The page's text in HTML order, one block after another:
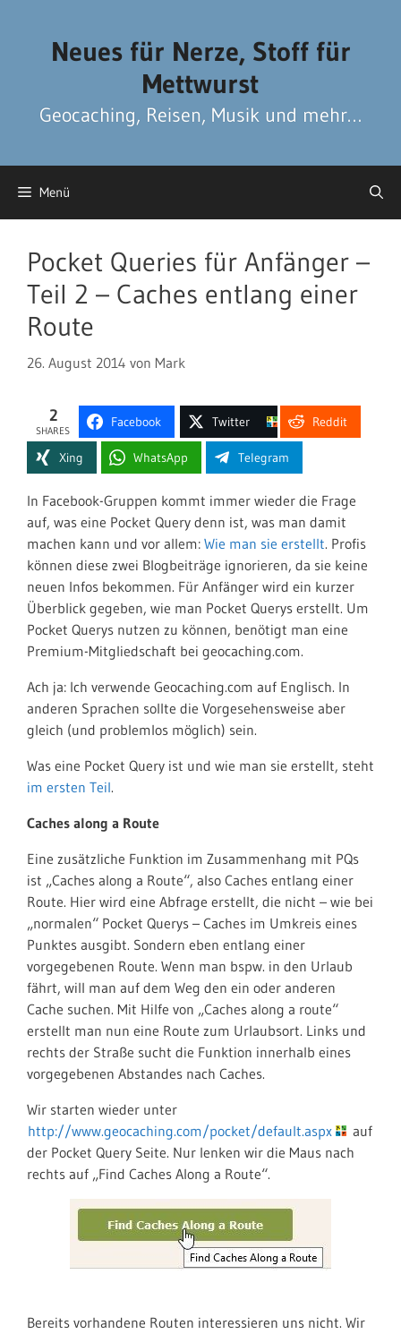
Neues für Nerze, Stoff für
Mettwurst
Geocaching, Reisen, Musik und mehr…
Menü
Pocket Queries für Anfänger –
Teil 2 – Caches entlang einer
Route
26. August 2014 von Mark
2
SHARES
Facebook Twitter Reddit
Xing WhatsApp Telegram
In Facebook-Gruppen kommt immer wieder die Frage
auf, was eine Pocket Query denn ist, was man damit
machen kann und vor allem: Wie man sie erstellt. Profis
können diese zwei Blogbeiträge ignorieren, da sie keine
neuen Infos bekommen. Für Anfänger wird ein kurzer
Überblick gegeben, wie man Pocket Querys erstellt. Um
Pocket Querys nutzen zu können, benötigt man eine
Premium-Mitgliedschaft bei geocaching.com.
Ach ja: Ich verwende Geocaching.com auf Englisch. In
anderen Sprachen sollte die Vorgesehensweise aber
gleich (und problemlos möglich) sein.
Was eine Pocket Query ist und wie man sie erstellt, steht
im ersten Teil.
Caches along a Route
Eine zusätzliche Funktion im Zusammenhang mit PQs
ist „Caches along a Route“, also Caches entlang einer
Route. Hier wird eine Abfrage erstellt, die nicht – wie bei
„normalen“ Pocket Querys – Caches im Umkreis eines
Punktes ausgibt. Sondern eben entlang einer
vorgegebenen Route. Wenn man bspw. in den Urlaub
fährt, will man auf dem Weg den ein oder anderen
Cache suchen. Mit Hilfe von „Caches along a route“
erstellt man nun eine Route zum Urlaubsort. Links und
rechts der Straße sucht die Funktion innerhalb eines
vorgegebenen Abstandes nach Caches.
Wir starten wieder unter
http://www.geocaching.com/pocket/default.aspx
auf
der Pocket Query Seite. Nur lenken wir die Maus nach
rechts auf „Find Caches Along a Route“.
Bereits vorhandene Routen interessieren uns nicht. Wir